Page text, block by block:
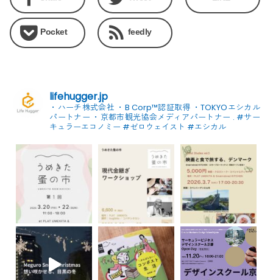
Pocket feedly
lifehugger.jp
・ハーチ株式会社 ・B Corp™認証取得 ・TOKYOエシカル
パートナー ・京都市観光協会メディアパートナー . #サー
キュラーエコノミー #ゼロウェイスト #エシカル